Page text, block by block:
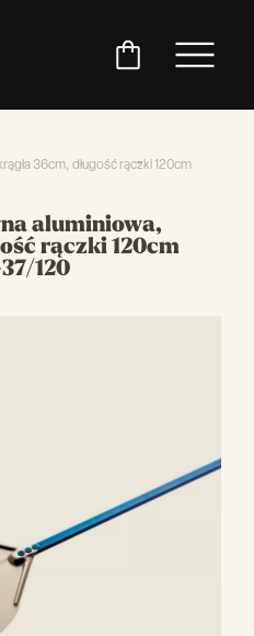
do
pizzy
asortyment
36cm, długość rączki 120cm
aluminiowa,
rączki 120cm
120